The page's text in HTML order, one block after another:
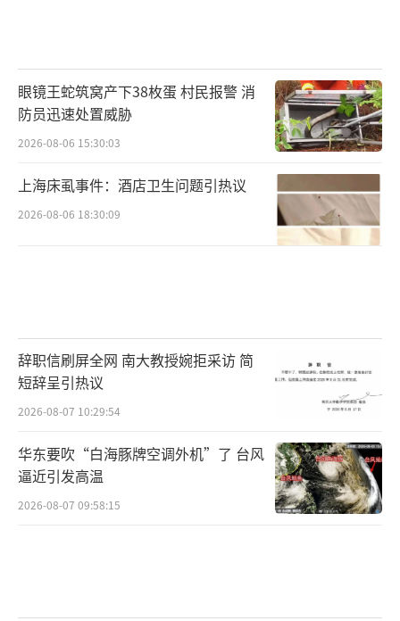
眼镜王蛇筑窝产下38枚蛋 村民报警 消
防员迅速处置威胁
2026-08-06 15:30:03
上海床虱事件：酒店卫生问题引热议
2026-08-06 18:30:09
辞职信刷屏全网 南大教授婉拒采访 简
短辞呈引热议
2026-08-07 10:29:54
华东要吹“白海豚牌空调外机”了 台风
逼近引发高温
2026-08-07 09:58:15